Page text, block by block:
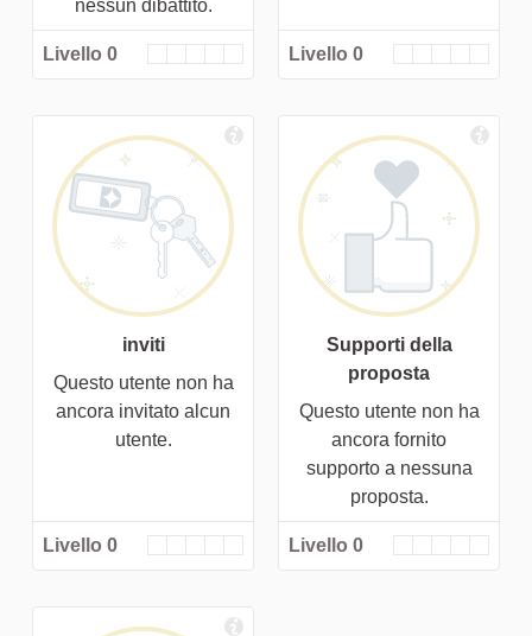
nessun dibattito.
Livello 0 Livello 0
inviti
Questo utente non ha
ancora invitato alcun
utente.
Livello 0
Supporti della
proposta
Questo utente non ha
ancora fornito
supporto a nessuna
proposta.
Livello 0